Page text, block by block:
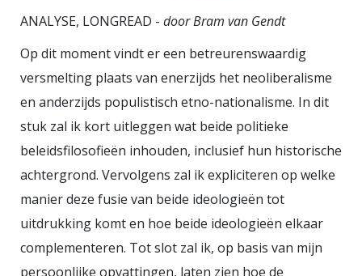
was: een belofte. Deregulering van
financiële markten volgt dezelfde
logica. Minder regels zouden
innovatie en efficiëntie brengen.
Wat volgde was een reeks crises,
met 2008 als dieptepunt. Banken
namen risico's die uiteindelijk
publiek werden afgewenteld. De
reactie: tijdelijke aanscherping,
gevolgd door versoepeling zodra
ANALYSE, LONGREAD - door Bram van Gendt
Op dit moment vindt er een betreurenswaardig
versmelting plaats van enerzijds het neoliberalisme
en anderzijds populistisch etno-nationalisme. In dit
stuk zal ik kort uitleggen wat beide politieke
beleidsfilosofieën inhouden, inclusief hun historische
achtergrond. Vervolgens zal ik expliciteren op welke
manier deze fusie van beide ideologieën tot
uitdrukking komt en hoe beide ideologieën elkaar
complementeren. Tot slot zal ik, op basis van mijn
persoonlijke opvattingen, laten zien hoe de